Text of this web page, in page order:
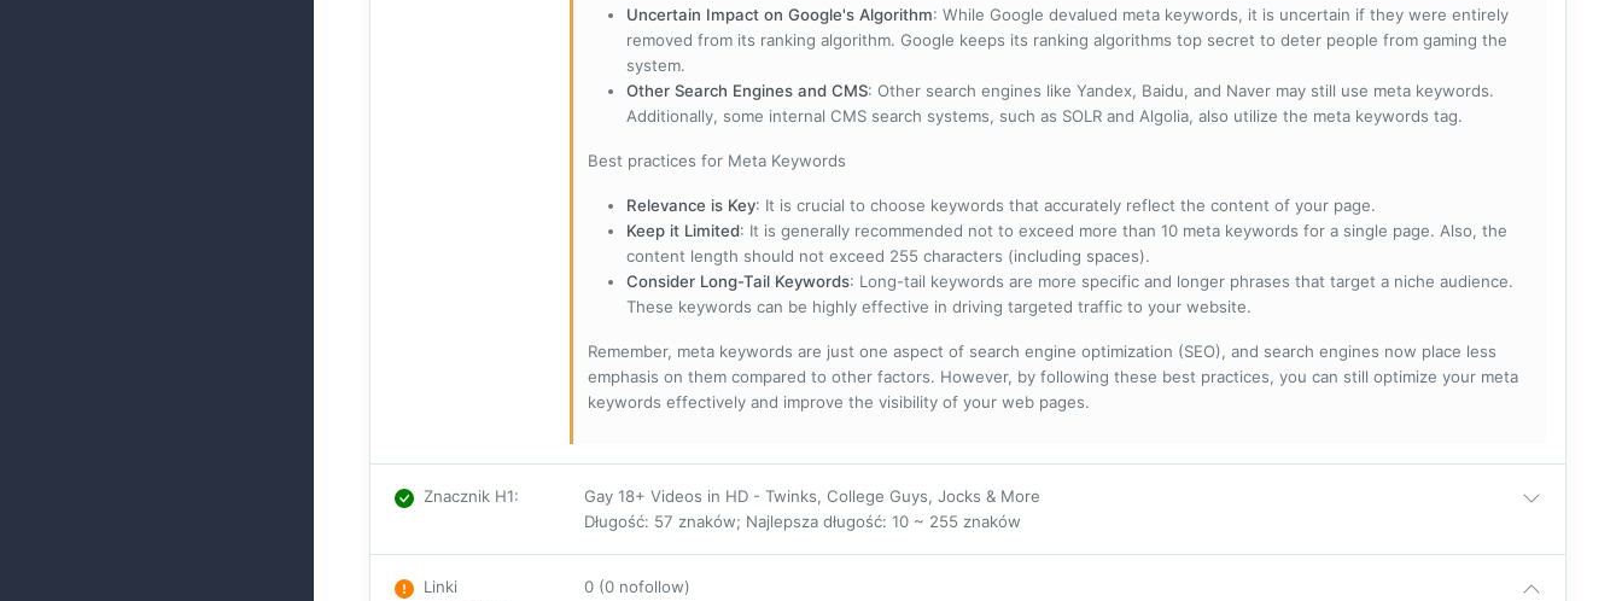
Uncertain Impact on Google's Algorithm: While Google devalued meta keywords, it is uncertain if they were entirely
removed from its ranking algorithm. Google keeps its ranking algorithms top secret to deter people from gaming the
system.
Other Search Engines and CMS: Other search engines like Yandex, Baidu, and Naver may still use meta keywords.
Additionally, some internal CMS search systems, such as SOLR and Algolia, also utilize the meta keywords tag.
Best practices for Meta Keywords
Relevance is Key: It is crucial to choose keywords that accurately reflect the content of your page.
Keep it Limited: It is generally recommended not to exceed more than 10 meta keywords for a single page. Also, the
content length should not exceed 255 characters (including spaces).
Consider Long-Tail Keywords: Long-tail keywords are more specific and longer phrases that target a niche audience.
These keywords can be highly effective in driving targeted traffic to your website.
Remember, meta keywords are just one aspect of search engine optimization (SEO), and search engines now place less
emphasis on them compared to other factors. However, by following these best practices, you can still optimize your meta
keywords effectively and improve the visibility of your web pages.
Znacznik H1:
Gay 18+ Videos in HD - Twinks, College Guys, Jocks & More
Długość: 57 znaków; Najlepsza długość: 10 ~ 255 znaków
Linki
0 (0 nofollow)